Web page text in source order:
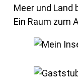
Meer und Land
Ein Raum zum